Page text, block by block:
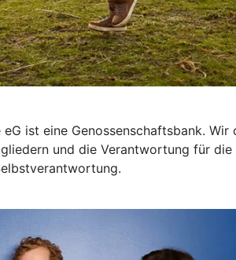
ist eine Genossenschaftsbank.
und die Verantwortung für